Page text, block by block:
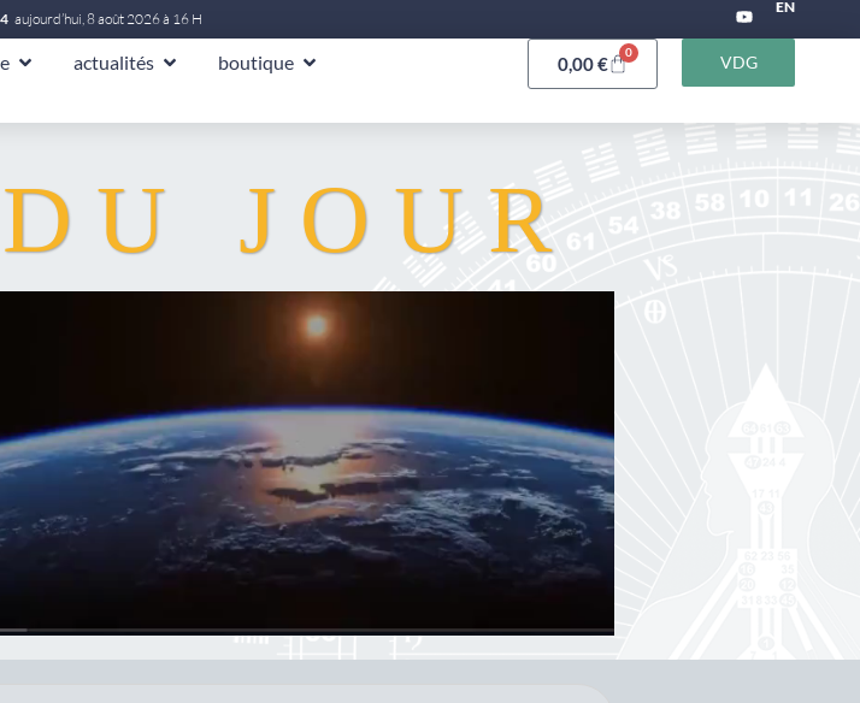
aujourd’hui, 8 août 2026 à 16 H
EN
actualités boutique 0,00€
0 VDG
JOUR